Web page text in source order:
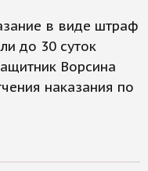
в виде штраф
до 30 суток
Ворсина
наказания по